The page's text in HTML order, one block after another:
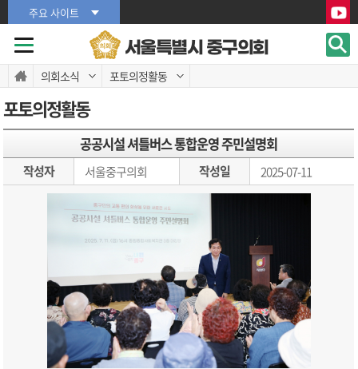
본문바로가기
본문바로가기
주요 사이트
서울특별시 중구의회
의회소식 포토의정활동
포토의정활동
공공시설 셔틀버스 통합운영 주민설명회
작성자 서울중구의회 작성일 2025-07-11